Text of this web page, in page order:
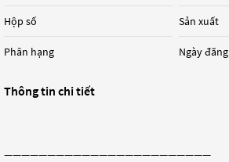
Hộp số
Phân hạng
Sản xuất
Ngày đăng
Thông tin chi tiết
————————————————————————